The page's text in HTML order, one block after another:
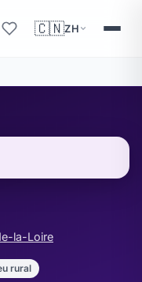
🇨🇳ZH
la-Loire
rural